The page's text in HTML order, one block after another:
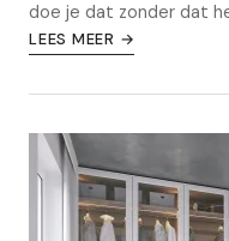
doe je dat zonder dat
LEES MEER →